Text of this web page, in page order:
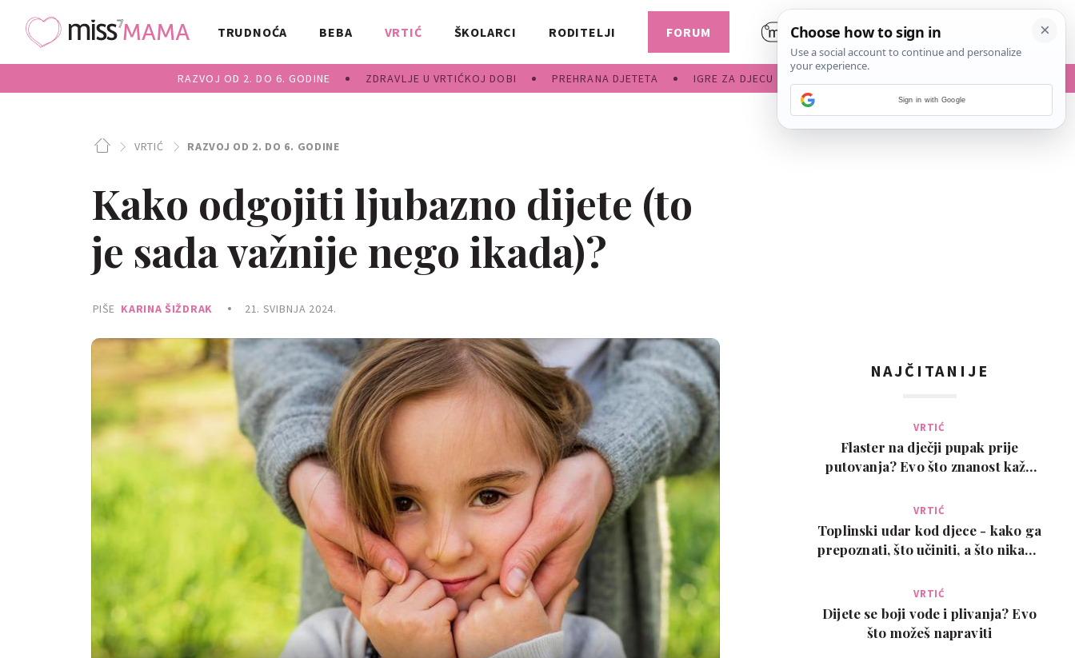
TRUDNOĆA BEBA VRTIĆ
RAZVOJ OD 2. DO 6. GODINE ZDRAVLJE U VRTIĆKOJ DOBI PREHRANA DJETETA IGRE ZA DJECU
ŠKOLARCI RODITELJI FORUM
VRTIĆ RAZVOJ OD 2. DO 6. GODINE
Kako odgojiti ljubazno dijete (to
je sada važnije nego ikada)?
PIŠE KARINA ŠIŽDRAK 21. SVIBNJA 2024.
NAJČITANIJE
VRTIĆ
Flaster na dječji pupak prije
putovanja? Evo što znanost kaže
VRTIĆ
Toplinski udar kod djece - kako ga
prepoznati, što učiniti, a što nikako
VRTIĆ
Dijete se boji vode i plivanja? Evo
što možeš napraviti
Sign in with Google